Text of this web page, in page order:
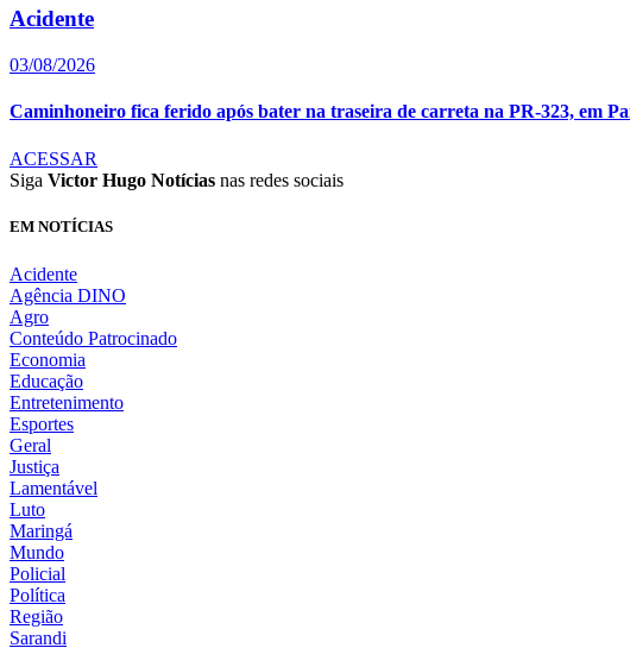
Acidente
03/08/2026
Caminhoneiro fica ferido após bater na traseira de carreta na PR-323, em
ACESSAR
Siga Victor Hugo Notícias nas redes sociais
EM NOTÍCIAS
Acidente
Agência DINO
Agro
Conteúdo Patrocinado
Economia
Educação
Entretenimento
Esportes
Geral
Justiça
Lamentável
Luto
Maringá
Mundo
Policial
Política
Região
Sarandi